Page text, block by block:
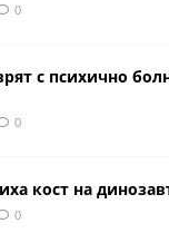
0
с психично
0
кост на
0